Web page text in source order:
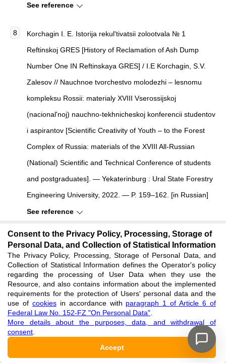
See reference
Korchagin I. E. Istorija rekul'tivatsii zolootvala № 1
Reftinskoj GRES [History of Reclamation of Ash Dump
Number One IN Reftinskaya GRES] / I.E Korchagin, S.V.
Zalesov // Nauchnoe tvorchestvo molodezhi – lesnomu
kompleksu Rossii: materialy XVIII Vserossijskoj
(nacional'noj) nauchno-tekhnicheskoj konferencii studentov
i aspirantov [Scientific Creativity of Youth – to the Forest
Complex of Russia: materials of the XVIII All-Russian
(National) Scientific and Technical Conference of students
and postgraduates]. — Yekaterinburg : Ural State Forestry
Engineering University, 2022. — P. 159–162. [in Russian]
See reference
Luganskij N. A. Lesovedenie i lesovodstvo. Terminy,
ponjatija, opredelenija: ucheb. posobie [Forestry and
Forest Farming. Terms, Concepts, Definitions: training
manual] / N. A. Luganskij, S. V. Zalesov, V. N. Luganskij. —
Yekaterinburg : Ural State Forestry Engineering University,
2010. — 128 p. [in Russian]
See reference
Consent to the Privacy Policy, Processing, Storage of
Personal Data, and Collection of Statistical Information
The Privacy Policy, Processing, Storage of Personal Data, and
Collection of Statistical Information defines the Operator's policy
regarding the processing of User Data when they use the
Resource, and also contains information about the implemented
requirements for the protection of Users' personal data and the
use of cookiesin accordance with paragraph 1 of Article 6 of
Federal Law No. 152-FZ "On Personal Data"
More details about the purposes, data, and withdrawal of
consent
Accept